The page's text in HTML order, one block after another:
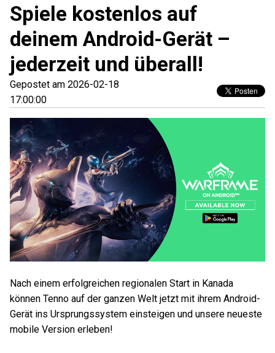
Spiele kostenlos auf
deinem Android-Gerät –
jederzeit und überall!
Gepostet am 2026-02-18
17:00:00
Nach einem erfolgreichen regionalen Start in Kanada
können Tenno auf der ganzen Welt jetzt mit ihrem Android-
Gerät ins Ursprungssystem einsteigen und unsere neueste
mobile Version erleben!